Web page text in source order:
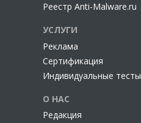
Реестр Anti-Malware.ru
УСЛУГИ
Реклама
Сертификация
Индивидуальные тесты
О НАС
Редакция